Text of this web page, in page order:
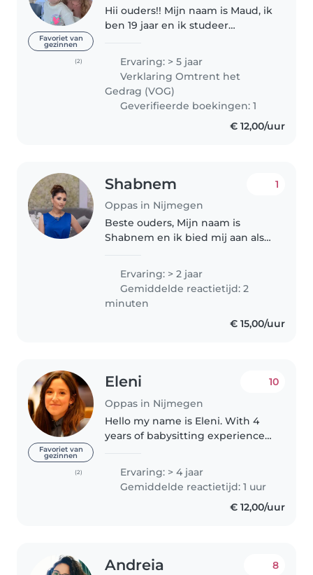
Favoriet van
gezinnen
(2)
Hii ouders!! Mijn naam is Maud, ik
ben 19 jaar en ik studeer
vind het gezellig om met
vriendinnen af te spreken.
Daarnaast..
Ervaring: > 5 jaar
Verklaring Omtrent het
Gedrag (VOG)
Geverifieerde boekingen: 1
€ 12,00/uur
Shabnem
Oppas in Nijmegen
1
Beste ouders, Mijn naam is
Shabnem en ik bied mij aan als
pedagogisch medewerker en
heb zelf een dochter van 5 jaar
oud. Ik werk graag met
Ervaring: > 2 jaar
Gemiddelde reactietijd: 2
minuten
€ 15,00/uur
Favoriet van
gezinnen
(2)
Eleni
Oppas in Nijmegen
10
Hello my name is Eleni. With 4
years of babysitting experience
leader in a camp, I bring a mix of
creativity, fun, and responsibility
to every family I work..
Ervaring: > 4 jaar
Gemiddelde reactietijd: 1 uur
€ 12,00/uur
Andreia 8